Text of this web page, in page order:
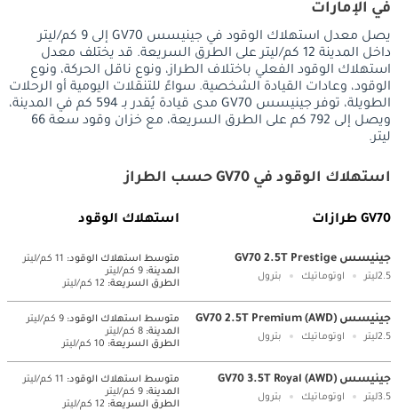
في الإمارات
يصل معدل استهلاك الوقود في جينيسس GV70 إلى 9 كم/ليتر
داخل المدينة 12 كم/ليتر على الطرق السريعة. قد يختلف معدل
استهلاك الوقود الفعلي باختلاف الطراز، ونوع ناقل الحركة، ونوع
الوقود، وعادات القيادة الشخصية. سواءً للتنقلات اليومية أو الرحلات
الطويلة، توفر جينيسس GV70 مدى قيادة يُقدر بـ 594 كم في المدينة،
ويصل إلى 792 كم على الطرق السريعة، مع خزان وقود سعة 66
ليتر.
استهلاك الوقود في GV70 حسب الطراز
GV70 طرازات استهلاك الوقود
جينيسس GV70 2.5T Prestige
2.5ليتر اوتوماتيك بترول
متوسط ​​استهلاك الوقود: 11 كم/ليتر
المدينة: 9 كم/ليتر
الطرق السريعة: 12 كم/ليتر
جينيسس GV70 2.5T Premium (AWD)
2.5ليتر اوتوماتيك بترول
متوسط ​​استهلاك الوقود: 9 كم/ليتر
المدينة: 8 كم/ليتر
الطرق السريعة: 10 كم/ليتر
جينيسس GV70 3.5T Royal (AWD)
3.5ليتر اوتوماتيك بترول
متوسط ​​استهلاك الوقود: 11 كم/ليتر
المدينة: 9 كم/ليتر
الطرق السريعة: 12 كم/ليتر